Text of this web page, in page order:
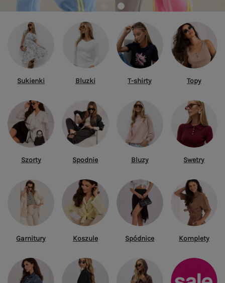
Sukienki Bluzki T-shirty Topy
Szorty Spodnie Bluzy Swetry
Garnitury Koszule Spódnice Komplety